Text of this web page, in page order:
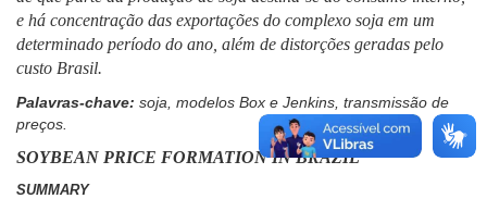
e há concentração das exportações do complexo soja em um
determinado período do ano, além de distorções geradas pelo
custo Brasil.
Palavras-chave: soja, modelos Box e Jenkins, transmissão de
preços.
SOYBEAN PRICE FORMATION IN BRAZIL
SUMMARY